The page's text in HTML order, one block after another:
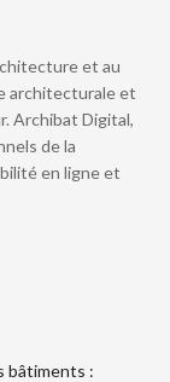
et au
architecturale et
Archibat Digital,
de la
en ligne et
bâtiments :